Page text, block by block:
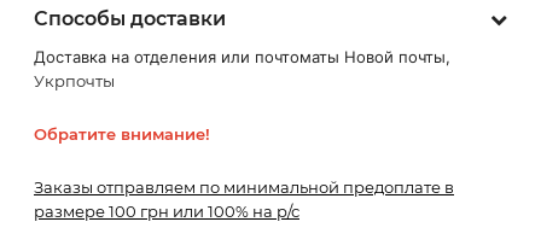
Способы доставки
Доставка на отделения или почтоматы Новой почты,
Укрпочты
Обратите внимание!
Заказы отправляем по минимальной предоплате в
размере 100 грн или 100% на р/с